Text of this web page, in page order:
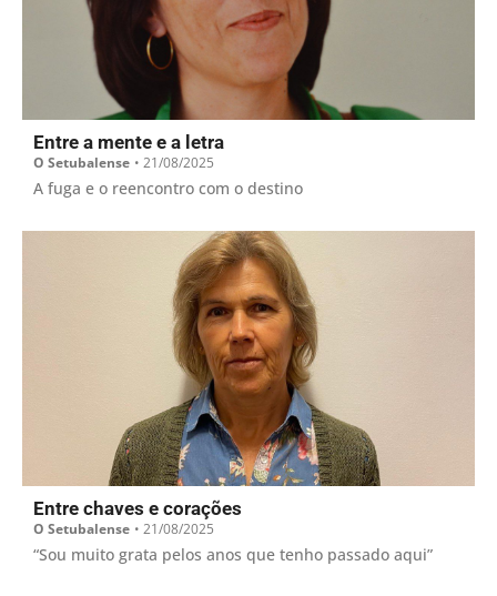
Entre a mente e a letra
O Setubalense • 21/08/2025
A fuga e o reencontro com o destino
Entre chaves e corações
O Setubalense • 21/08/2025
“Sou muito grata pelos anos que tenho passado aqui”